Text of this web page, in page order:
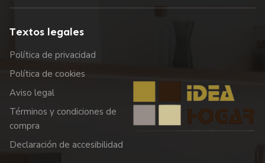
Textos legales
Política de privacidad
Política de cookies
Aviso legal
Términos y condiciones de
compra
Declaración de accesibilidad